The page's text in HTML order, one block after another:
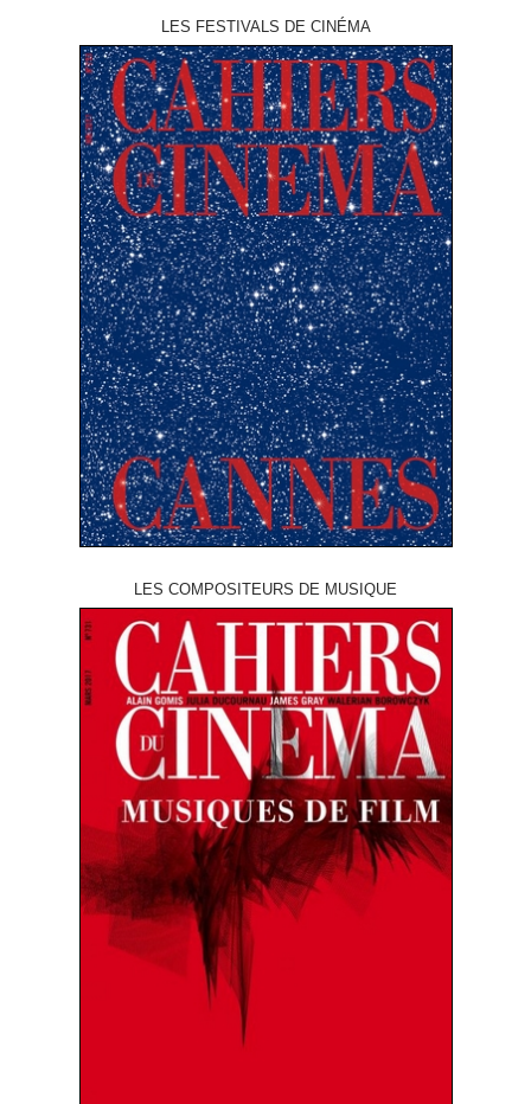
LES FESTIVALS DE CINÉMA
LES COMPOSITEURS DE MUSIQUE